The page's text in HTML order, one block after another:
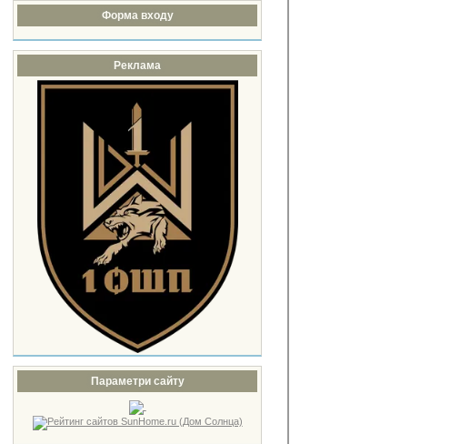
Форма входу
Реклама
Параметри сайту